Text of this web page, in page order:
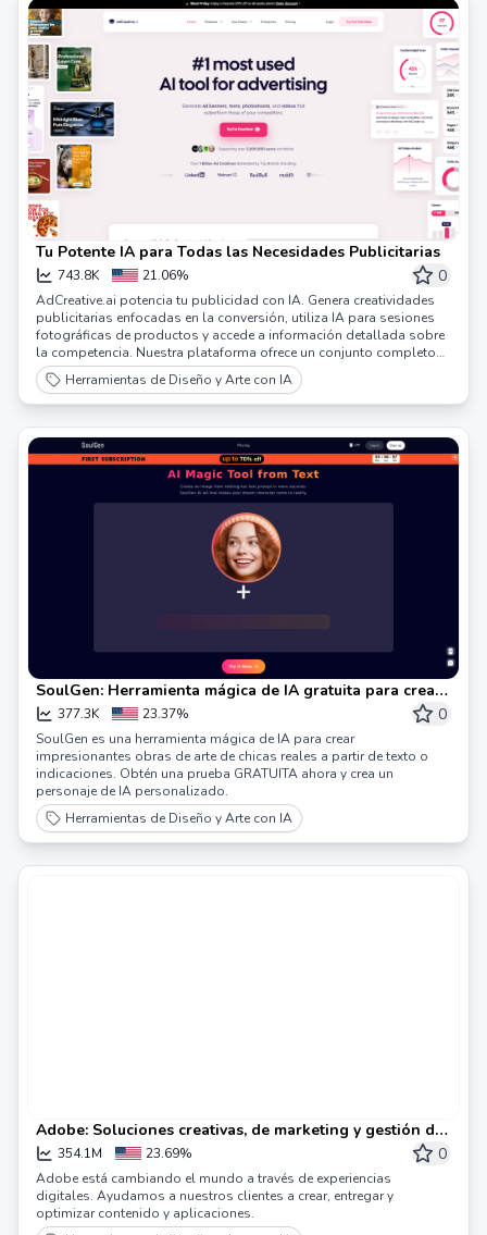
Tu Potente IA para Todas las Necesidades Publicitarias
743.8K 21.06% 0
AdCreative.ai potencia tu publicidad con IA. Genera creatividades
publicitarias enfocadas en la conversión, utiliza IA para sesiones
fotográficas de productos y accede a información detallada sobre
la competencia. Nuestra plataforma ofrece un conjunto completo
de herramientas para crear textos y visuales publicitarios
impactantes, asegurando que tus campañas se destaquen en un
mercado competitivo. Ideal para los mercadólogos que buscan
basadas en datos.
Herramientas de Diseño y Arte con IA
SoulGen: Herramienta mágica de IA gratuita para crear
arte a partir de texto en línea
377.3K 23.37% 0
SoulGen es una herramienta mágica de IA para crear
impresionantes obras de arte de chicas reales a partir de texto o
indicaciones. Obtén una prueba GRATUITA ahora y crea un
personaje de IA personalizado.
Herramientas de Diseño y Arte con IA
Adobe: Soluciones creativas, de marketing y gestión de
documentos
354.1M 23.69% 0
Adobe está cambiando el mundo a través de experiencias
digitales. Ayudamos a nuestros clientes a crear, entregar y
optimizar contenido y aplicaciones.